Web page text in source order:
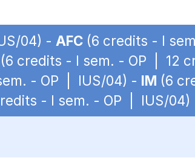
04) - AFC (6 credits - I
(6 credits - I sem. - OP | 12
- OP | IUS/04) - IM (6
- I sem. - OP | IUS/04)